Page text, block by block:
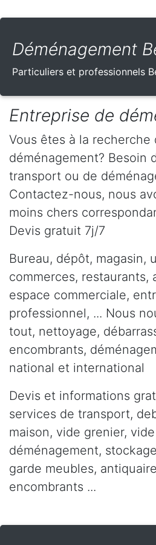
Déménagement
Particuliers et professionnels
Entreprise de
Vous êtes à la
déménagement? Besoin
transport ou de
Contactez-nous, nous
moins chers
Devis gratuit 7j/7
Bureau, dépôt, magasin,
commerces, restaurants,
espace commerciale,
professionnel, ... Nous
tout, nettoyage,
encombrants,
national et international
Devis et informations
services de transport,
maison, vide grenier,
déménagement,
garde meubles,
encombrants ...